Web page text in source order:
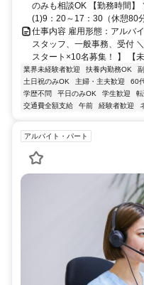
のみも相談OK 【勤務時間】
(1)9：20～17：30（休憩80
仕事内容 雇用形態：アルバ
スタッフ、一般事務、受付
スタート×10名募集！ 】 【
業界未経験者歓迎 扶養内勤務OK
土日祝のみOK
主婦・主夫歓迎 60
学歴不問
平日のみOK 学生歓迎 転
交通費全額支給
午前 経験者歓迎
アルバイト・パート